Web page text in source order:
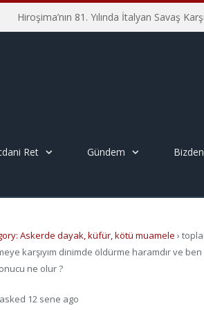
Ret Gündem Bizden
Askerde dayak, küfür, kötü muamele ›
karşıyım dinimde öldürme haramdır ve
ne olur ?
asked 12 sene ago